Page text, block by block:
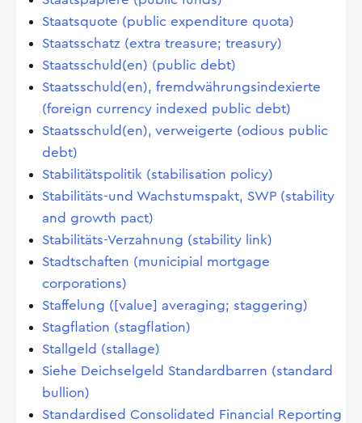
Staatsquote (public expenditure quota)
Staatsschatz (extra treasure; treasury)
Staatsschuld(en) (public debt)
Staatsschuld(en), fremdwährungsindexierte
(foreign currency indexed public debt)
Staatsschuld(en), verweigerte (odious public
debt)
Stabilitätspolitik (stabilisation policy)
Stabilitäts-und Wachstumspakt, SWP (stability
and growth pact)
Stabilitäts-Verzahnung (stability link)
Stadtschaften (municipial mortgage
corporations)
Staffelung ([value] averaging; staggering)
Stagflation (stagflation)
Stallgeld (stallage)
Siehe Deichselgeld Standardbarren (standard
bullion)
Standardised Consolidated Financial Reporting